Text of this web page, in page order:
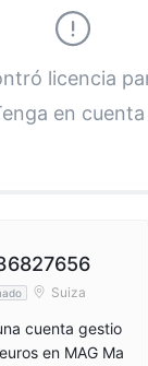
licencia
en
Suiza
cuenta gestio
en MAG Ma